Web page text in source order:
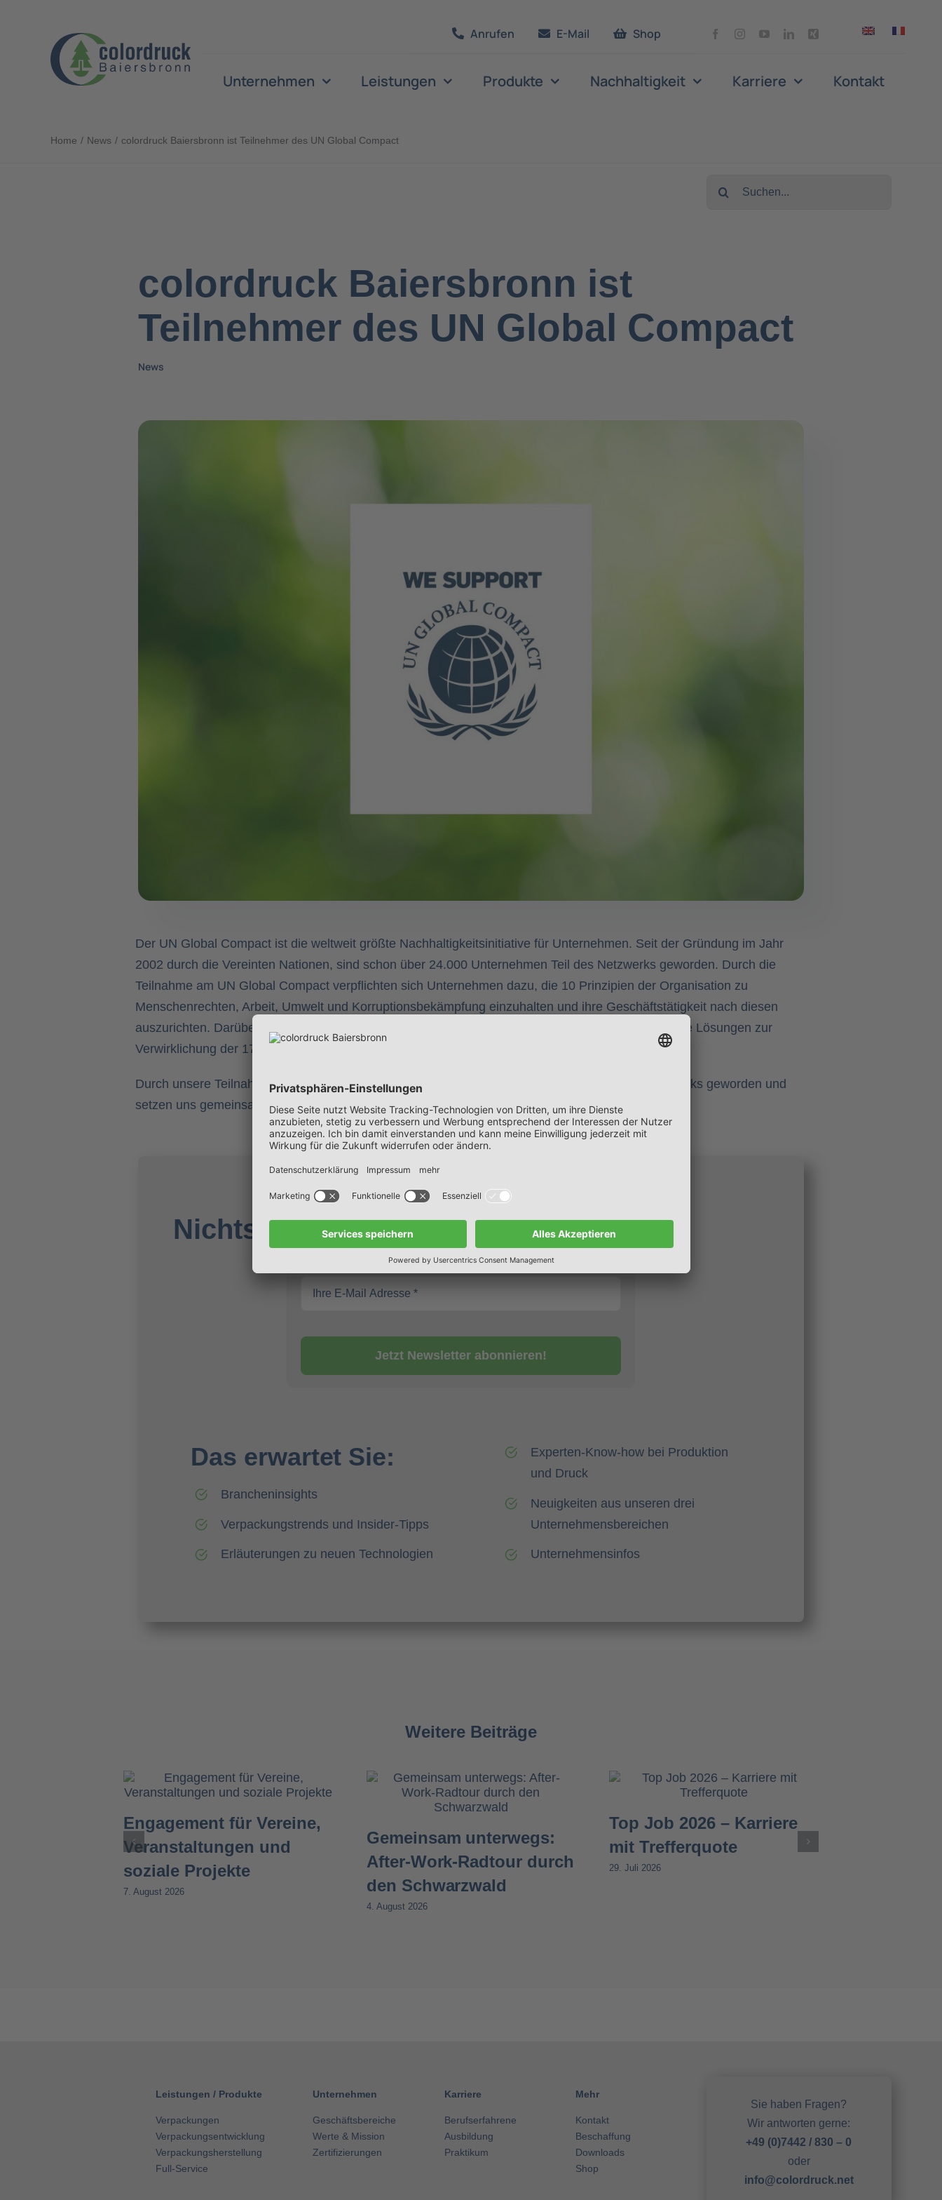
Anrufen E-Mail Shop
Unternehmen Leistungen Produkte Nachhaltigkeit Karriere Kontakt
Home News colordruck Baiersbronn ist Teilnehmer des UN Global Compact
Suche
colordruck Baiersbronn ist
Teilnehmer des UN Global Compact
News
Der UN Global Compact ist die weltweit größte Nachhaltigkeitsinitiative für Unternehmen. Seit der Gründung im Jahr
2002 durch die Vereinten Nationen, sind schon über 24.000 Unternehmen Teil des Netzwerks geworden. Durch die
Teilnahme am UN Global Compact verpflichten sich Unternehmen dazu, die 10 Prinzipien der Organisation zu
Menschenrechten, Arbeit, Umwelt und Korruptionsbekämpfung einzuhalten und ihre Geschäftstätigkeit nach diesen
auszurichten. Darüber hinaus werden Unternehmen auch dabei unterstützt, Aktionen und innovative Lösungen zur
Verwirklichung der 17 SDGs voranzutreiben.
Durch unsere Teilnahme am UN Global Compact sind wir Teil eines großen internationalen Netzwerks geworden und
setzen uns gemeinsam dafür ein, positive Veränderungen voranzutreiben.
Nichts mehr verpassen?
Jetzt Newsletter abonnieren!
Das erwartet Sie:
Brancheninsights
Verpackungstrends und Insider-Tipps
Erläuterungen zu neuen Technologien
Experten-Know-how bei Produktion
und Druck
Neuigkeiten aus unseren drei
Unternehmensbereichen
Unternehmensinfos
Weitere Beiträge
Engagement für Vereine,
Veranstaltungen und
soziale Projekte
7. August 2026
Gemeinsam unterwegs:
After-Work-Radtour durch
den Schwarzwald
4. August 2026
Top Job 2026 – Karriere
mit Trefferquote
29. Juli 2026
Leistungen / Produkte
Verpackungen
Verpackungsentwicklung
Verpackungsherstellung
Full-Service
Unternehmen
Geschäftsbereiche
Werte & Mission
Zertifizierungen
Karriere
Berufserfahrene
Ausbildung
Praktikum
Mehr
Kontakt
Beschaffung
Downloads
Shop
Sie haben Fragen?
Wir antworten gerne:
+49 (0)7442 / 830 – 0
oder
info@colordruck.net